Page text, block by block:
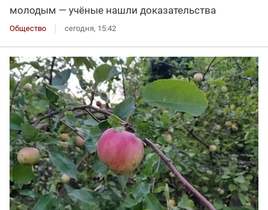
молодым — учёные нашли доказательства
Общество сегодня, 15:42